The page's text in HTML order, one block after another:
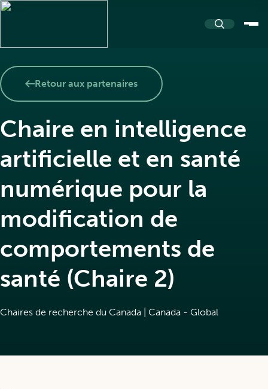
À propos
À propos de PASSERELLE
Notre nom et logo
Équipe et partenaires
À propos de la RAP
Ressources
Répertoire de ressources
Boîtes à outils
Glossaires
Communauté
Nouvelles
Événements
Relève
Retour aux partenaires
Chaire en intelligence
artificielle et en santé
numérique pour la
modification de
comportements de
santé (Chaire 2)
Chaires de recherche du Canada | Canada - Global